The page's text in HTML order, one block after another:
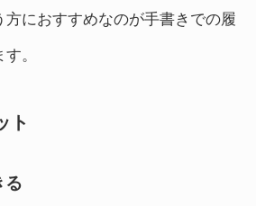
方におすすめなのが手書きでの履
。
ト
る